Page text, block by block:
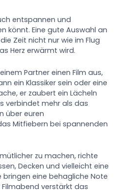
entspannen und
könnt. Eine gute Auswahl an
Zeit nicht nur wie im Flug
Herz erwärmt wird.
Partner einen Film aus,
ein Klassiker sein oder eine
er zaubert ein Lächeln
verbindet mehr als das
über euren
Mitfiebern bei spannenden
zu machen, richte
Decken und vielleicht eine
bringen eine behagliche Note
Filmabend verstärkt das